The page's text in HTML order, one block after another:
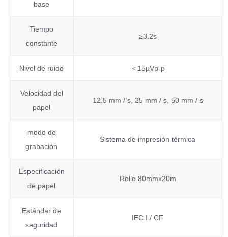
base
Tiempo
constante
≥3.2s
Nivel de ruido ＜15µVp-p
Velocidad del
papel
12.5 mm / s, 25 mm / s, 50 mm / s
modo de
grabación
Sistema de impresión térmica
Especificación
de papel
Rollo 80mmx20m
Estándar de
seguridad
IEC I / CF